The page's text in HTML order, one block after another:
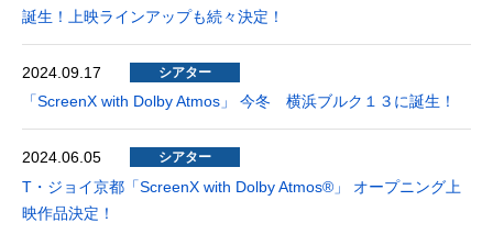
誕生！上映ラインアップも続々決定！
2024.09.17 シアター
「ScreenX with Dolby Atmos」 今冬 横浜ブルク１３に誕生！
2024.06.05 シアター
T・ジョイ京都「ScreenX with Dolby Atmos®」 オープニング上
映作品決定！